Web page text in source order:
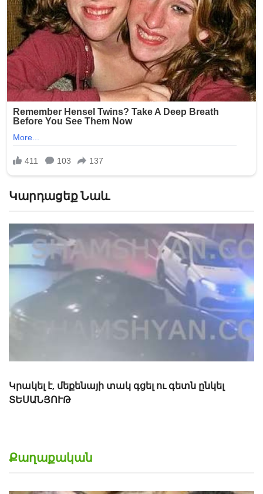
Կարդացեք Նաև
«Թուրքերը բացում են». Ինչ շշնջաց Միրզոյանը
Փաշինյանի ականջին ՏԵՍԱՆՅՈՒԹ
Քաղաքական